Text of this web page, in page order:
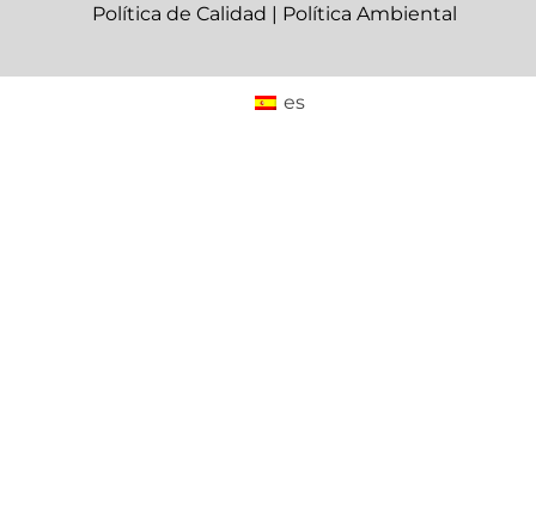
Política de Calidad | Política Ambiental
es